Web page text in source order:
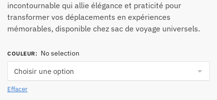
incontournable qui allie élégance et praticité pour
transformer vos déplacements en expériences
mémorables, disponible chez sac de voyage universels.
COULEUR: No selection
Effacer